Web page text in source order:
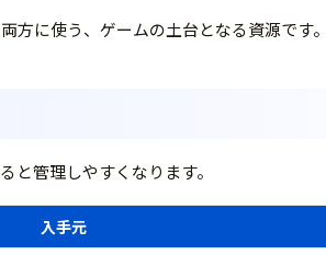
方に使う、ゲームの土台となる資源です。
と管理しやすくなります。
入手元